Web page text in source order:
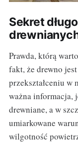
Sekret
Prawda, którą
fakt, że drewno
przekształceniu w
ważna informacja,
drewniane, a w
umiarkowane
wilgotność